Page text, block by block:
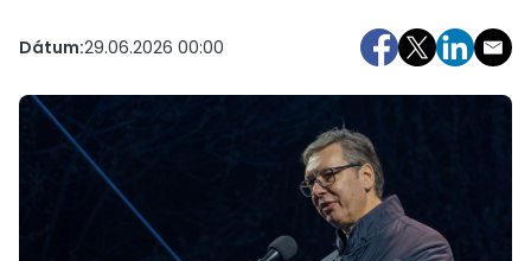
Slovensko Česko Maďarsko
Dátum:29.06.2026 00:00